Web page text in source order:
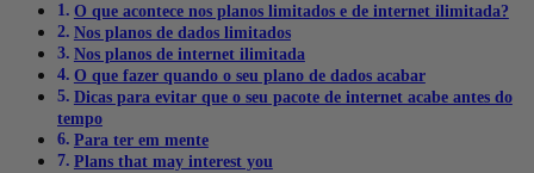
O que acontece nos planos limitados e de internet ilimitada?
Nos planos de dados limitados
Nos planos de internet ilimitada
O que fazer quando o seu plano de dados acabar
Dicas para evitar que o seu pacote de internet acabe antes do
tempo
Para ter em mente
Plans that may interest you